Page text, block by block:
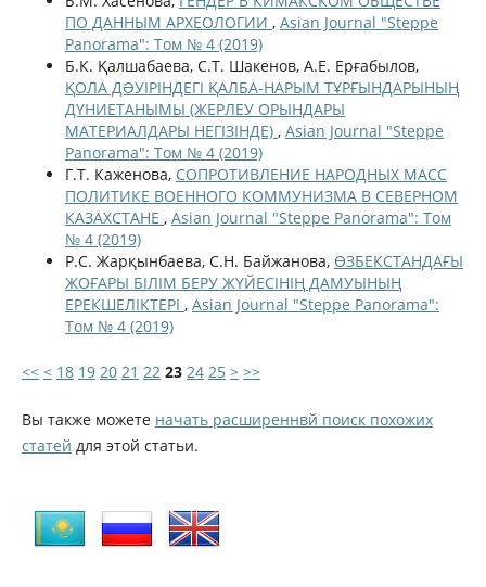
ПО ДАННЫМ АРХЕОЛОГИИ , Asian Journal "Steppe
Panorama": Том № 4 (2019)
Б.К. Қалшабаева, С.Т. Шакенов, А.Е. Ерғабылов,
ҚОЛА ДƏУІРІНДЕГІ ҚАЛБА-НАРЫМ ТҰРҒЫНДАРЫНЫҢ
ДҮНИЕТАНЫМЫ (ЖЕРЛЕУ ОРЫНДАРЫ
МАТЕРИАЛДАРЫ НЕГІЗІНДЕ) , Asian Journal "Steppe
Panorama": Том № 4 (2019)
Г.Т. Каженова, СОПРОТИВЛЕНИЕ НАРОДНЫХ МАСС
ПОЛИТИКЕ ВОЕННОГО КОММУНИЗМА В СЕВЕРНОМ
КАЗАХСТАНЕ , Asian Journal "Steppe Panorama": Том
№ 4 (2019)
Р.С. Жарқынбаева, С.Н. Байжанова, ӨЗБЕКСТАНДАҒЫ
ЖОҒАРЫ БІЛІМ БЕРУ ЖҮЙЕСІНІҢ ДАМУЫНЫҢ
ЕРЕКШЕЛІКТЕРІ , Asian Journal "Steppe Panorama":
Том № 4 (2019)
<< < 18 19 20 21 22 23 24 25 > >>
Вы также можете начать расширеннвй поиск похожих
статей для этой статьи.